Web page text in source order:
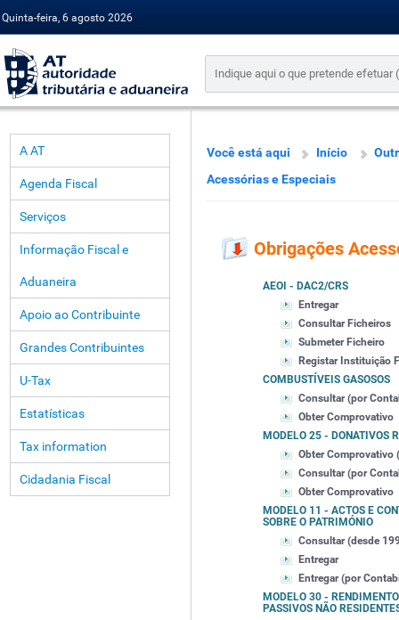
Quinta-feira, 6 agosto 2026
A AT
Agenda Fiscal
Serviços
Informação Fiscal e
Aduaneira
Apoio ao Contribuinte
Grandes Contribuintes
U-Tax
Estatísticas
Tax information
Cidadania Fiscal
Você está aqui Início
Acessórias e Especiais
Obrigações
AEOI - DAC2/CRS
Entregar
Consultar Ficheiros
Submeter Ficheiro
Registar Instituição
COMBUSTÍVEIS GASOSOS
Consultar (por
Obter Comprovativo
MODELO 25 - DONATIVOS
Obter Comprovativo
Consultar (por
Obter Comprovativo
MODELO 11 - ACTOS E
SOBRE O PATRIMÓNIO
Consultar (desde
Entregar
Entregar (por
MODELO 30 -
PASSIVOS NÃO